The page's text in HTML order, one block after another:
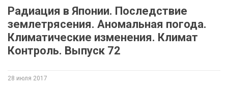
Радиация в Японии. Последствие
землетрясения. Аномальная погода.
Климатические изменения. Климат
Контроль. Выпуск 72
28 июля 2017